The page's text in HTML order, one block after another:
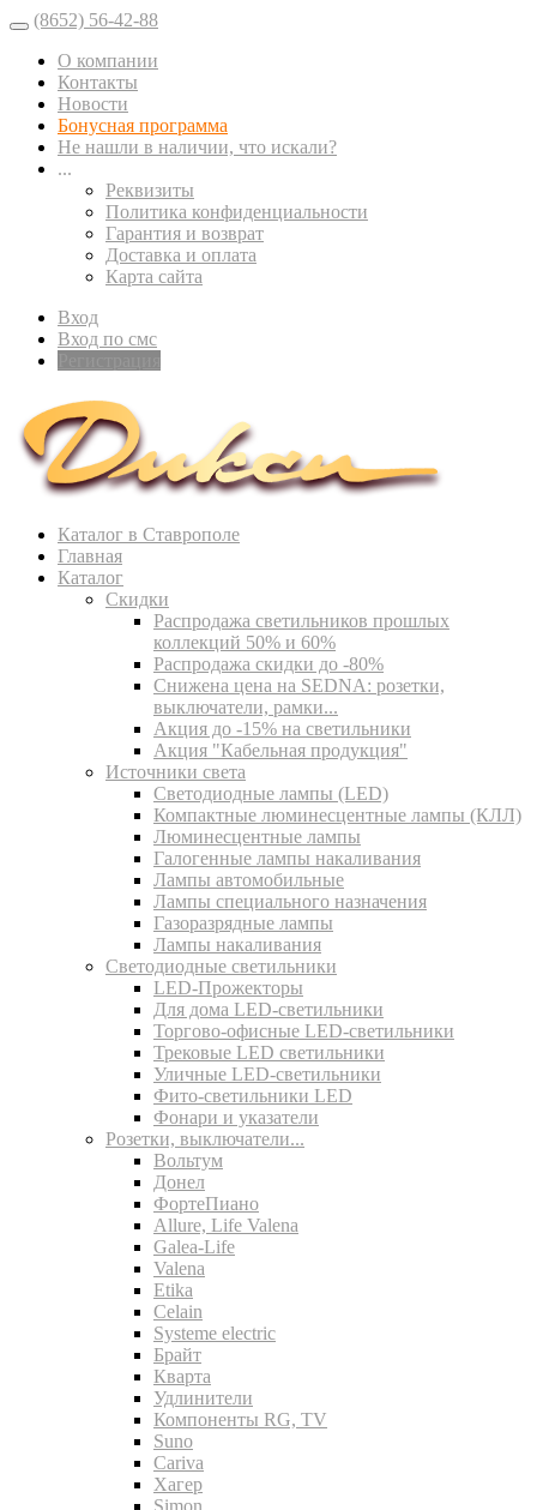
(8652) 56-42-88
О компании
Контакты
Новости
Бонусная программа
Не нашли в наличии, что искали?
...
Реквизиты
Политика конфиденциальности
Гарантия и возврат
Доставка и оплата
Карта сайта
Вход
Вход по смс
Каталог в Ставрополе
Главная
Каталог
Скидки
Распродажа светильников прошлых
коллекций 50% и 60%
Распродажа скидки до -80%
Cнижена цена на SEDNA: розетки,
выключатели, рамки...
Акция до -15% на светильники
Акция "Кабельная продукция"
Источники света
Светодиодные лампы (LED)
Компактные люминесцентные лампы (КЛЛ)
Люминесцентные лампы
Галогенные лампы накаливания
Лампы автомобильные
Лампы специального назначения
Газоразрядные лампы
Лампы накаливания
Светодиодные светильники
LED-Прожекторы
Для дома LED-светильники
Торгово-офисные LED-светильники
Трековые LED светильники
Уличные LED-светильники
Фито-светильники LED
Фонари и указатели
Розетки, выключатели...
Вольтум
Донел
ФортеПиано
Allure, Life Valena
Galea-Life
Valena
Etika
Celain
Systeme electric
Брайт
Кварта
Удлинители
Компоненты RG, TV
Suno
Cariva
Хагер
Simon